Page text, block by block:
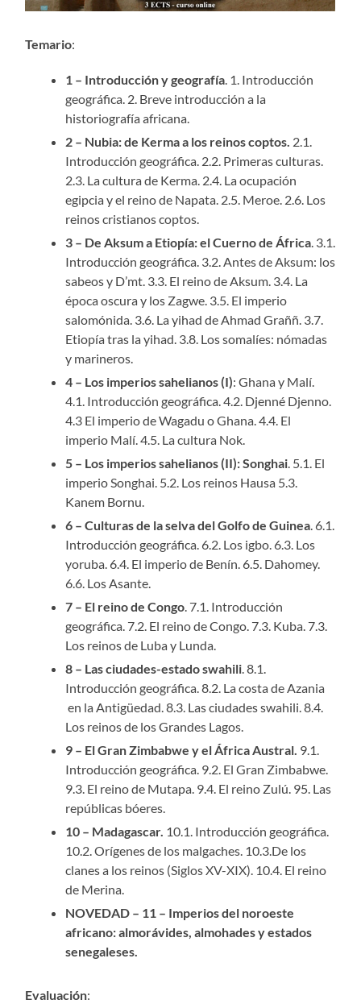
Temario:
1 – Introducción y geografía. 1. Introducción
geográfica. 2. Breve introducción a la
historiografía africana.
2 – Nubia: de Kerma a los reinos coptos. 2.1.
Introducción geográfica. 2.2. Primeras culturas.
2.3. La cultura de Kerma. 2.4. La ocupación
egipcia y el reino de Napata. 2.5. Meroe. 2.6. Los
reinos cristianos coptos.
3 – De Aksum a Etiopía: el Cuerno de África. 3.1.
Introducción geográfica. 3.2. Antes de Aksum: los
sabeos y D’mt. 3.3. El reino de Aksum. 3.4. La
época oscura y los Zagwe. 3.5. El imperio
salomónida. 3.6. La yihad de Ahmad Graññ. 3.7.
Etiopía tras la yihad. 3.8. Los somalíes: nómadas
y marineros.
4 – Los imperios sahelianos (I): Ghana y Malí.
4.1. Introducción geográfica. 4.2. Djenné Djenno.
4.3 El imperio de Wagadu o Ghana. 4.4. El
imperio Malí. 4.5. La cultura Nok.
5 – Los imperios sahelianos (II): Songhai. 5.1. El
imperio Songhai. 5.2. Los reinos Hausa 5.3.
Kanem Bornu.
6 – Culturas de la selva del Golfo de Guinea. 6.1.
Introducción geográfica. 6.2. Los igbo. 6.3. Los
yoruba. 6.4. El imperio de Benín. 6.5. Dahomey.
6.6. Los Asante.
7 – El reino de Congo. 7.1. Introducción
geográfica. 7.2. El reino de Congo. 7.3. Kuba. 7.3.
Los reinos de Luba y Lunda.
8 – Las ciudades-estado swahili. 8.1.
Introducción geográfica. 8.2. La costa de Azania
en la Antigüedad. 8.3. Las ciudades swahili. 8.4.
Los reinos de los Grandes Lagos.
9 – El Gran Zimbabwe y el África Austral. 9.1.
Introducción geográfica. 9.2. El Gran Zimbabwe.
9.3. El reino de Mutapa. 9.4. El reino Zulú. 95. Las
repúblicas bóeres.
10 – Madagascar. 10.1. Introducción geográfica.
10.2. Orígenes de los malgaches. 10.3.De los
clanes a los reinos (Siglos XV-XIX). 10.4. El reino
de Merina.
NOVEDAD – 11 – Imperios del noroeste
africano: almorávides, almohades y estados
senegaleses.
Evaluación: